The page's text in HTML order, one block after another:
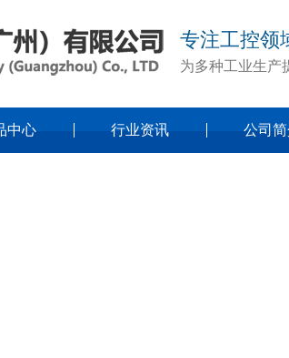
专注工控领
为多种工业生产
中心 行业资讯 公司